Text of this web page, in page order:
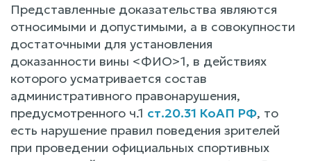
Представленные доказательства являются
относимыми и допустимыми, а в совокупности
достаточными для установления
доказанности вины <ФИО>1, в действиях
которого усматривается состав
административного правонарушения,
предусмотренного ч.1 ст.20.31 КоАП РФ, то
есть нарушение правил поведения зрителей
при проведении официальных спортивных